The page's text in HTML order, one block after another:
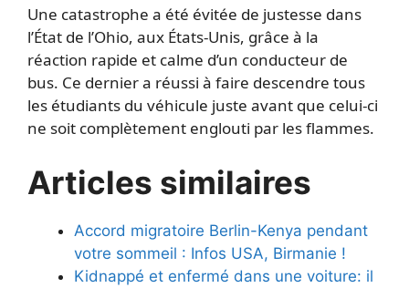
Une catastrophe a été évitée de justesse dans
l’État de l’Ohio, aux États-Unis, grâce à la
réaction rapide et calme d’un conducteur de
bus. Ce dernier a réussi à faire descendre tous
les étudiants du véhicule juste avant que celui-ci
ne soit complètement englouti par les flammes.
Articles similaires
Accord migratoire Berlin-Kenya pendant
votre sommeil : Infos USA, Birmanie !
Kidnappé et enfermé dans une voiture: il